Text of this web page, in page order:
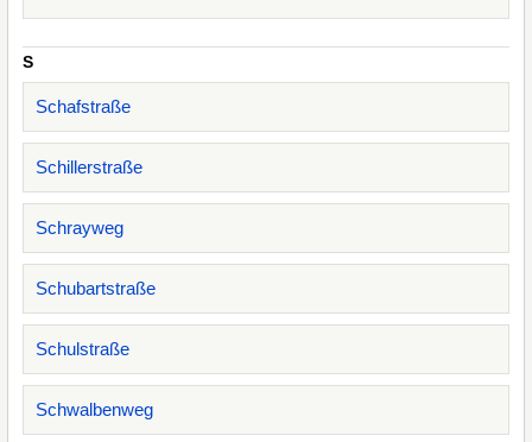
S
Schafstraße
Schillerstraße
Schrayweg
Schubartstraße
Schulstraße
Schwalbenweg